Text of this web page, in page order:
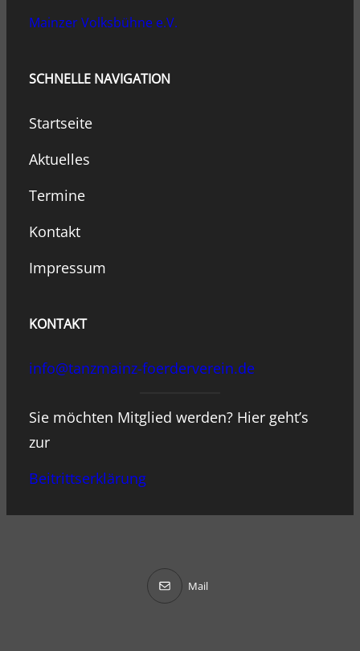
Mainzer Volksbühne e.V.
SCHNELLE NAVIGATION
Startseite
Aktuelles
Termine
Kontakt
Impressum
KONTAKT
info@tanzmainz-foerderverein.de
Sie möchten Mitglied werden? Hier geht’s
zur
Beitrittserklärung
Mail